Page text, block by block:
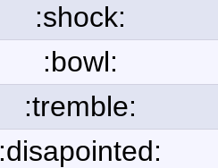
:shock:
:bowl:
:tremble:
:disapointed: